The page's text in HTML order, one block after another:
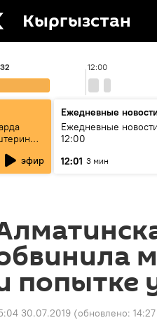
Кыргызстан
12:00
эфир
Ежедневные
Ежедневные
12:00
12:01 3 мин
попытке
30.07.2019 (обновлено: